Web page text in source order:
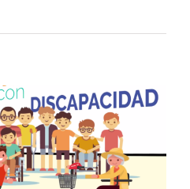
con discapacidades